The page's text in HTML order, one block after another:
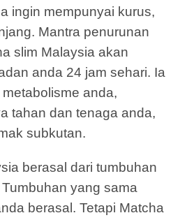
ingin mempunyai kurus,
Mantra penurunan
slim Malaysia akan
anda 24 jam sehari. Ia
anda,
tahan dan tenaga anda,
subkutan.
berasal dari tumbuhan
yang sama
berasal. Tetapi Matcha